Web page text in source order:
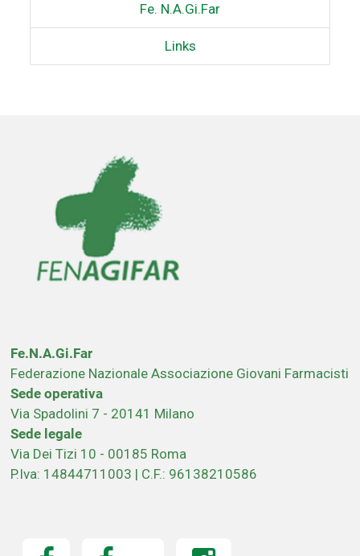
Fe. N.A.Gi.Far
Links
Fe.N.A.Gi.Far
Federazione Nazionale Associazione Giovani Farmacisti
Sede operativa
Via Spadolini 7 - 20141 Milano
Sede legale
Via Dei Tizi 10 - 00185 Roma
P.Iva: 14844711003 | C.F.: 96138210586